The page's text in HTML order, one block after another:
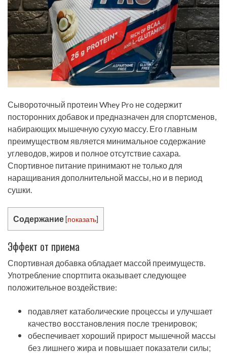
Сывороточный протеин Whey Pro не содержит
посторонних добавок и предназначен для спортсменов,
набирающих мышечную сухую массу. Его главным
преимуществом является минимальное содержание
углеводов, жиров и полное отсутствие сахара.
Спортивное питание принимают не только для
наращивания дополнительной массы, но и в период
сушки.
Содержание [показать]
Эффект от приема
Спортивная добавка обладает массой преимуществ.
Употребление спортпита оказывает следующее
положительное воздействие:
подавляет катаболические процессы и улучшает
качество восстановления после тренировок;
обеспечивает хороший прирост мышечной массы
без лишнего жира и повышает показатели силы;